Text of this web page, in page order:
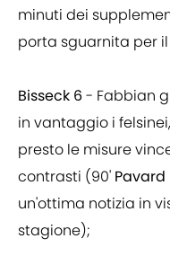
minuti dei
porta sguarnita per
Bisseck 6- Fabbian
in vantaggio i
presto le misure
contrasti (90' Pavard
un'ottima notizia in
stagione);